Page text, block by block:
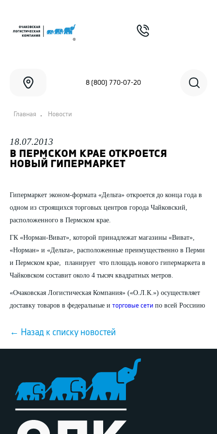
8 (800) 770-07-20
Главная . Новости
18.07.2013
В ПЕРМСКОМ КРАЕ ОТКРОЕТСЯ
НОВЫЙ ГИПЕРМАРКЕТ
Гипермаркет эконом-формата «Дельта» откроется до конца года в
одном из строящихся торговых центров города Чайковский,
расположенного в Пермском крае.
ГК «Норман-Виват», которой принадлежат магазины «Виват»,
«Норман» и «Дельта», расположенные преимущественно в Перми
и Пермском крае, планирует что площадь нового гипермаркета в
Чайковском составит около 4 тысяч квадратных метров.
«Очаковская Логистическая Компания» («О.Л.К.») осуществляет
доставку товаров в федеральные и торговые сети по всей Россиию
← Назад к списку новостей